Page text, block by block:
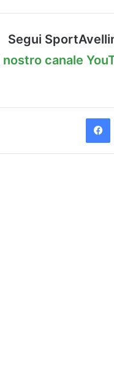
Segui
nostro canale